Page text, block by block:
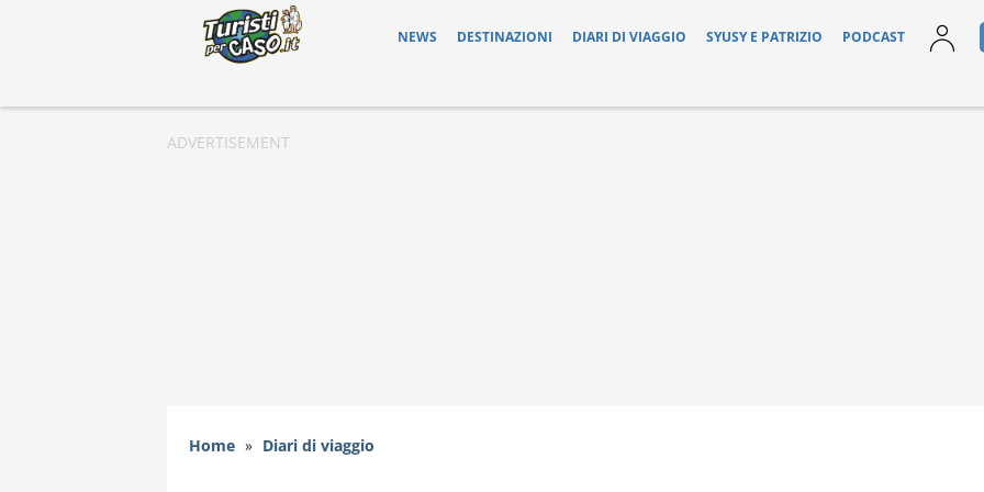
NEWS DESTINAZIONI DIARI DI VIAGGIO SYUSY E PATRIZIO PODCAST
Home » Diari di viaggio